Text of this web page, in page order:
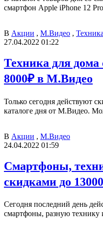
смартфон Apple iPhone 12
В Акции , М.Видео ,
27.04.2022 01:22
Техника для дома
8000₽ в М.Видео
Только сегодня действуют
каталоге дня от М.Видео.
В Акции , М.Видео
24.04.2022 01:59
Смартфоны,
скидками до
Сегодня последний день
смартфоны, разную технику